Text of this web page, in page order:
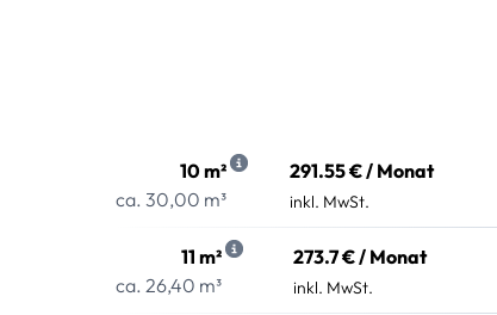
10 m²
ca. 30,00 m³
291.55 € / Monat
inkl. MwSt.
11 m²
ca. 26,40 m³
273.7 € / Monat
inkl. MwSt.